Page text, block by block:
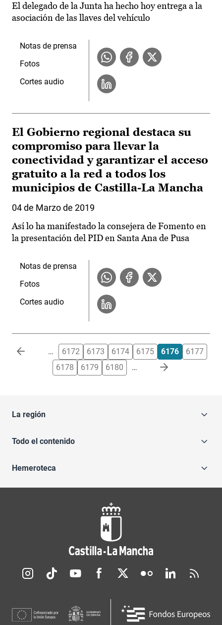
El delegado de la Junta ha hecho hoy entrega a la
asociación de las llaves del vehículo
Notas de prensa
Fotos
Cortes audio
El Gobierno regional destaca su
compromiso para llevar la
conectividad y garantizar el acceso
gratuito a la red a todos los
municipios de Castilla-La Mancha
04 de Marzo de 2019
Así lo ha manifestado la consejera de Fomento en
la presentación del PID en Santa Ana de Pusa
Notas de prensa
Fotos
Cortes audio
Paginación … 6172 6173 6174 6175 6176
6177
6178
6179 6180 …
La región
Todo el contenido
Hemeroteca
Redes sociales JCCM